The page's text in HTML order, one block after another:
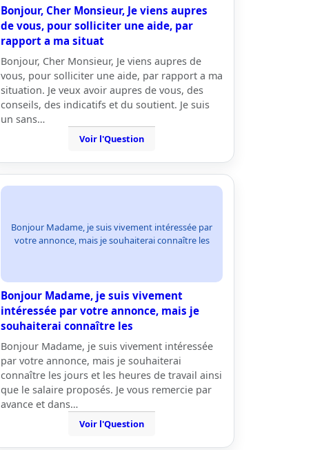
Bonjour, Cher Monsieur, Je viens aupres
de vous, pour solliciter une aide, par
rapport a ma situat
Bonjour, Cher Monsieur, Je viens aupres de
vous, pour solliciter une aide, par rapport a ma
situation. Je veux avoir aupres de vous, des
conseils, des indicatifs et du soutient. Je suis
un sans…
Voir l'Question
Bonjour Madame, je suis vivement intéressée par
votre annonce, mais je souhaiterai connaître les
Bonjour Madame, je suis vivement
intéressée par votre annonce, mais je
souhaiterai connaître les
Bonjour Madame, je suis vivement intéressée
par votre annonce, mais je souhaiterai
connaître les jours et les heures de travail ainsi
que le salaire proposés. Je vous remercie par
avance et dans…
Voir l'Question